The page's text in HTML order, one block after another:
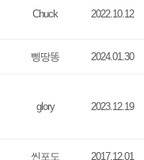
Chuck 2022.10.12
삥땅똥 2024.01.30
glory 2023.12.19
씬포도 2017.12.01